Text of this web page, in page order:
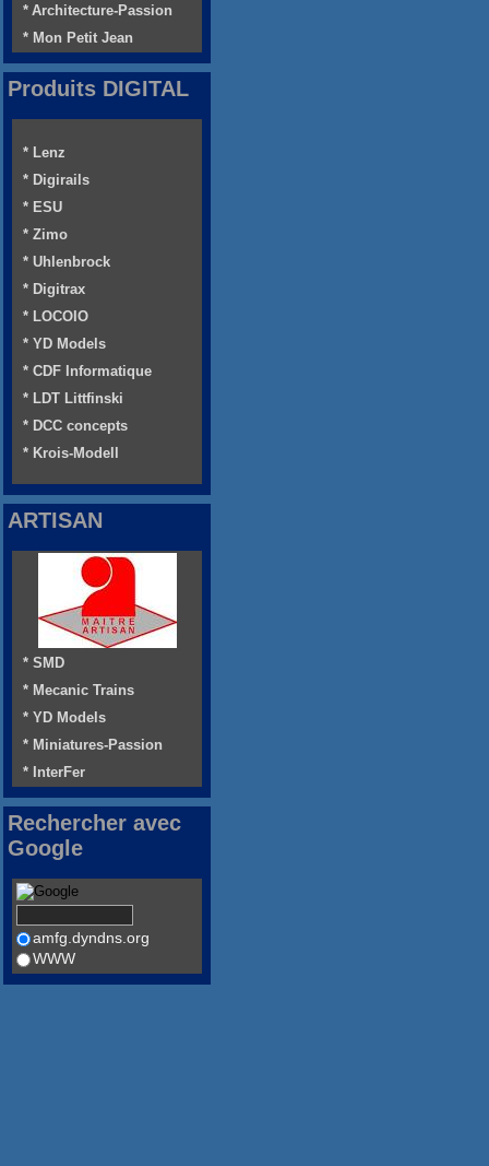
* Architecture-Passion
* Mon Petit Jean
Produits DIGITAL
* Lenz
* Digirails
* ESU
* Zimo
* Uhlenbrock
* Digitrax
* LOCOIO
* YD Models
* CDF Informatique
* LDT Littfinski
* DCC concepts
* Krois-Modell
ARTISAN
* SMD
* Mecanic Trains
* YD Models
* Miniatures-Passion
* InterFer
Rechercher avec
Google
amfg.dyndns.org
WWW